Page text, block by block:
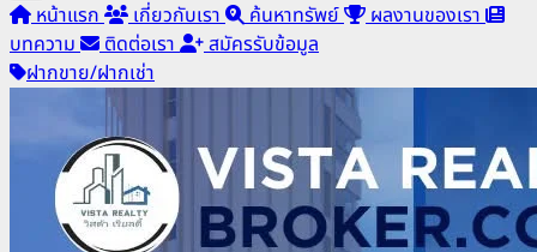
หน้าแรก
เกี่ยวกับเรา ค้นหาทรัพย์
ผลงานของเรา
บทความ
ติดต่อเรา
สมัครรับข้อมูล
ฝากขาย/ฝากเช่า